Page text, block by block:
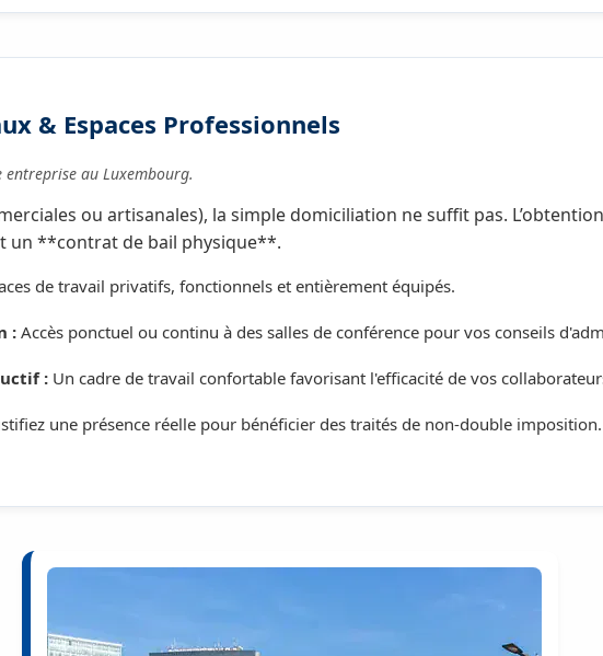
& Espaces Professionnels
entreprise au Luxembourg.
ou artisanales), la simple domiciliation ne suffit pas.
un **contrat de bail physique**.
de travail privatifs, fonctionnels et entièrement équipés.
: Accès ponctuel ou continu à des salles de conférence pour vos conseils
: Un cadre de travail confortable favorisant l'efficacité de vos
une présence réelle pour bénéficier des traités de non-double imposition.